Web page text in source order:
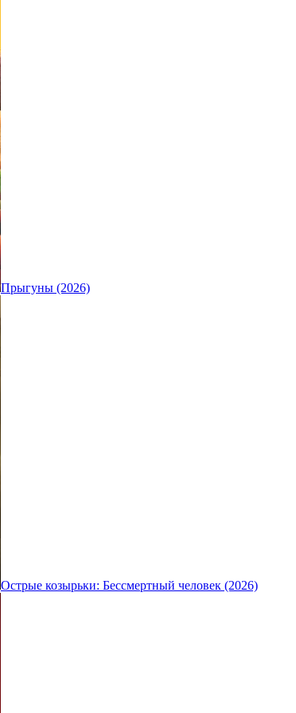
Прыгуны (2026)
Острые козырьки: Бессмертный человек (2026)